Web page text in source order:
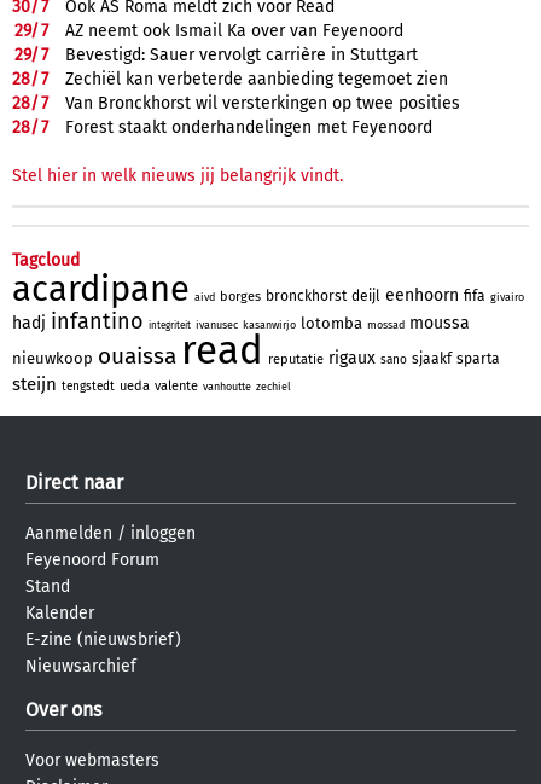
30/7
Ook AS Roma meldt zich voor Read
29/7
AZ neemt ook Ismail Ka over van Feyenoord
29/7
Bevestigd: Sauer vervolgt carrière in Stuttgart
28/7
Zechiël kan verbeterde aanbieding tegemoet zien
28/7
Van Bronckhorst wil versterkingen op twee posities
28/7 Forest staakt onderhandelingen met Feyenoord
Stel hier in welk nieuws jij belangrijk vindt.
Tagcloud
acardipane aivd borges bronckhorst deijl eenhoorn fifa givairo
hadj infantino integriteit ivanusec kasanwirjo lotomba mossad moussa
nieuwkoop ouaissa read reputatie rigaux sano sjaakf sparta
steijn tengstedt ueda valente vanhoutte zechiel
Direct naar
Aanmelden / inloggen
Feyenoord Forum
Stand
Kalender
E-zine (nieuwsbrief)
Nieuwsarchief
Over ons
Voor webmasters